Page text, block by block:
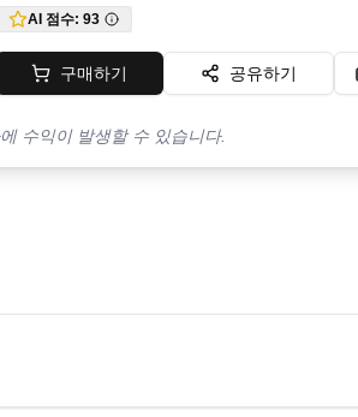
AI 점수: 93
구매하기 공유하기
수익이 발생할 수 있습니다.